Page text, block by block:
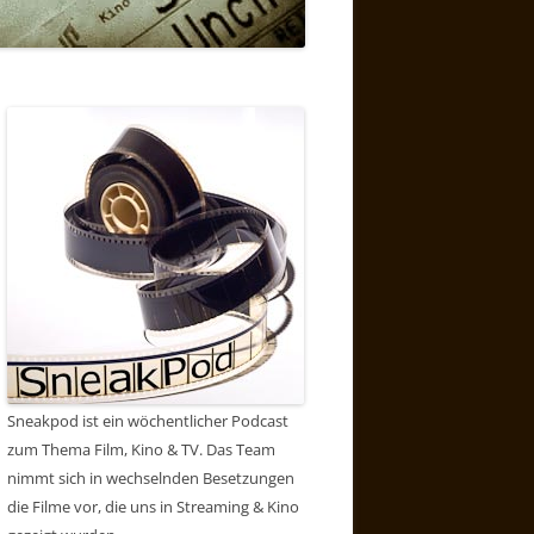
Sneakpod ist ein wöchentlicher Podcast
zum Thema Film, Kino & TV. Das Team
nimmt sich in wechselnden Besetzungen
die Filme vor, die uns in Streaming & Kino